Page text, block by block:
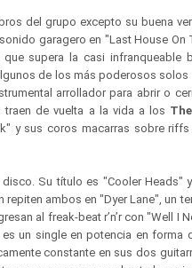
del grupo excepto su buena
garagero en "Last House
supera la casi infranqueable
de los más poderosos
arrollador para abrir o
de vuelta a la vida a los
y sus coros macarras sobre
Su título es "Cooler Heads"
repiten ambos en "Dyer Lane", un
al freak-beat r’n’r con "Well I
un single en potencia en forma
constante en sus dos